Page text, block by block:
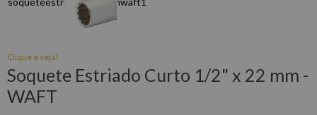
Clique e veja!
Soquete Estriado Curto 1/2" x 22 mm -
WAFT